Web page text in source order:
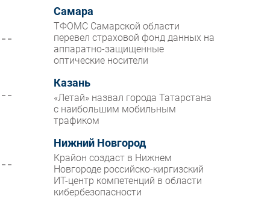
Тестовый стенд
Каталог компаний
Самара
ТФОМС Самарской области
перевел страховой фонд данных на
аппаратно-защищенные
оптические носители
Казань
«Летай» назвал города Татарстана
с наибольшим мобильным
трафиком
Нижний Новгород
Крайон создаст в Нижнем
Новгороде российско-киргизский
ИТ-центр компетенций в области
кибербезопасности